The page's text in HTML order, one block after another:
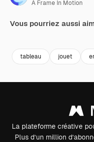
A Frame In Motion
Vous pourriez aussi
tableau jouet
La plateforme créative
Plus d’un million